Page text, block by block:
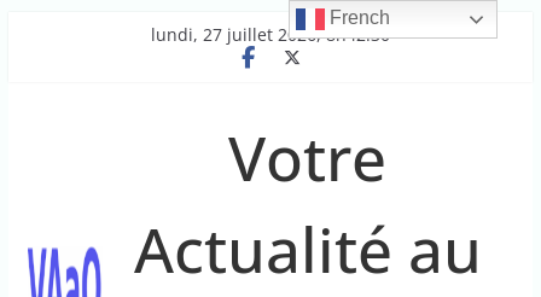
lundi, 27 juillet 2026, 8h42:30
Votre
Actualité au
French